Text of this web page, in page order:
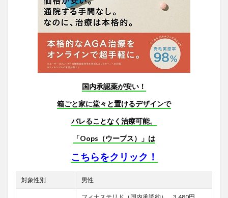
国内承認薬が安い！
箱ごと家に堂々と置けるデザインで
バレることなく治療可能。
「Oops（ウープス）」は
こちらをクリック！
対象性別 男性